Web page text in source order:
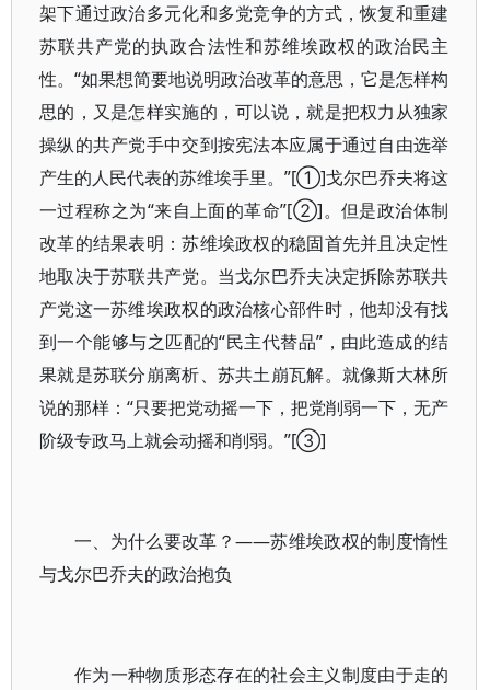
架下通过政治多元化和多党竞争的方式，恢复和重建
苏联共产党的执政合法性和苏维埃政权的政治民主
性。“如果想简要地说明政治改革的意思，它是怎样构
思的，又是怎样实施的，可以说，就是把权力从独家
操纵的共产党手中交到按宪法本应属于通过自由选举
产生的人民代表的苏维埃手里。”[①]戈尔巴乔夫将这
一过程称之为“来自上面的革命”[②]。但是政治体制
改革的结果表明：苏维埃政权的稳固首先并且决定性
地取决于苏联共产党。当戈尔巴乔夫决定拆除苏联共
产党这一苏维埃政权的政治核心部件时，他却没有找
到一个能够与之匹配的“民主代替品”，由此造成的结
果就是苏联分崩离析、苏共土崩瓦解。就像斯大林所
说的那样：“只要把党动摇一下，把党削弱一下，无产
阶级专政马上就会动摇和削弱。”[③]
一、为什么要改革？——苏维埃政权的制度惰性
与戈尔巴乔夫的政治抱负
作为一种物质形态存在的社会主义制度由于走的